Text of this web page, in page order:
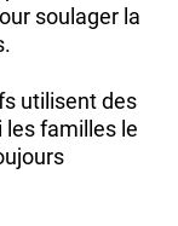
soulager la
utilisent des
familles le